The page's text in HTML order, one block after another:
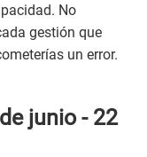
No
gestión que
un error.
junio - 22